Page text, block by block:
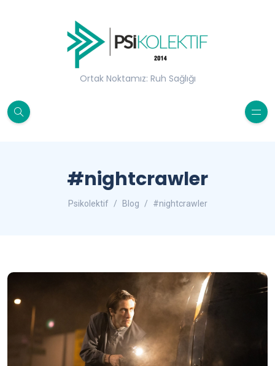
Ortak Noktamız: Ruh Sağlığı
#nightcrawler
Psikolektif Blog #nightcrawler